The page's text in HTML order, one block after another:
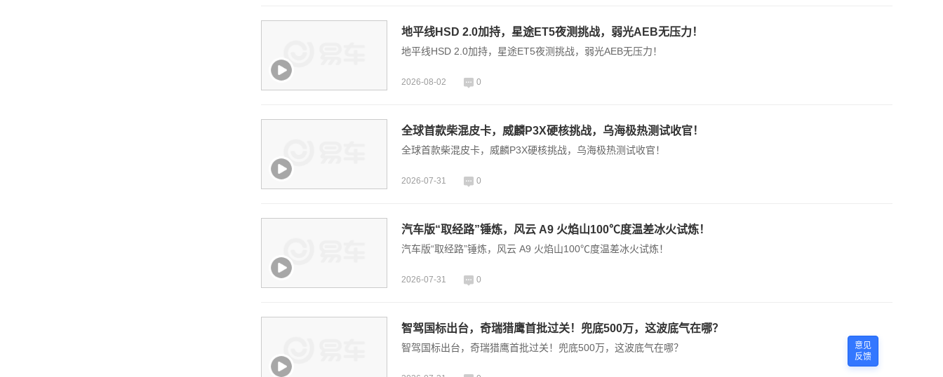
地平线HSD 2.0加持，星途ET5夜测挑战，弱光AEB无压力！
地平线HSD 2.0加持，星途ET5夜测挑战，弱光AEB无压力！
2026-08-02 0
全球首款柴混皮卡，威麟P3X硬核挑战，乌海极热测试收官！
全球首款柴混皮卡，威麟P3X硬核挑战，乌海极热测试收官！
2026-07-31 0
汽车版“取经路”锤炼，风云 A9 火焰山100℃度温差冰火试炼！
汽车版“取经路”锤炼，风云 A9 火焰山100℃度温差冰火试炼！
2026-07-31 0
智驾国标出台，奇瑞猎鹰首批过关！兜底500万，这波底气在哪？
智驾国标出台，奇瑞猎鹰首批过关！兜底500万，这波底气在哪？
意见
反馈